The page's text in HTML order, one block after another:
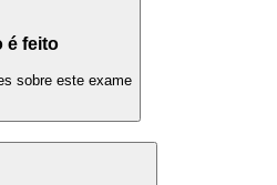
é feito
sobre este exame